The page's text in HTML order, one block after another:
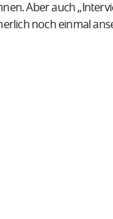
Aber auch
noch einmal